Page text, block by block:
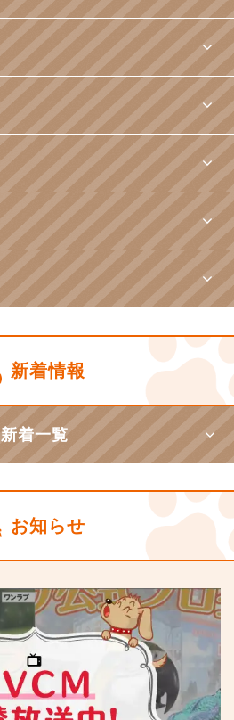
新着情報
新着一覧
お知らせ